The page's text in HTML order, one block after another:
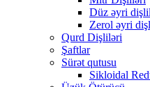
Düz əyri
Zerol əyri
Qurd Dişliləri
Şaftlar
Sürət qutusu
Sikloidal